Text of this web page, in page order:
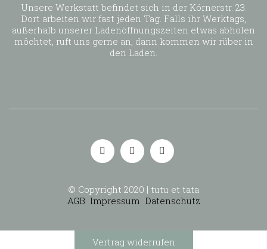
Unsere Werkstatt befindet sich in der Körnerstr. 23.
Dort arbeiten wir fast jeden Tag. Falls ihr Werktags,
außerhalb unserer Ladenöffnungszeiten etwas abholen
möchtet, ruft uns gerne an, dann kommen wir rüber in
den Laden.
© Copyright 2020 | tutu et tata
AGB Impressum Datenschutz
Vertrag widerrufen